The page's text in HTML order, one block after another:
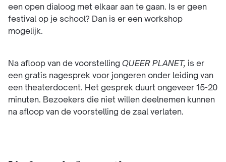
een open dialoog met elkaar aan te gaan. Is er geen
festival op je school? Dan is er een workshop
mogelijk.
Na afloop van de voorstelling QUEER PLANET, is er
een gratis nagesprek voor jongeren onder leiding van
een theaterdocent. Het gesprek duurt ongeveer 15-20
minuten. Bezoekers die niet willen deelnemen kunnen
na afloop van de voorstelling de zaal verlaten.